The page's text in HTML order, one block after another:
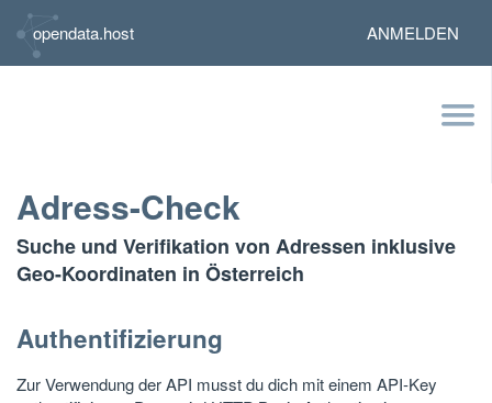
opendata.host ANMELDEN
Adress-Check
Suche und Verifikation von Adressen inklusive
Geo-Koordinaten in Österreich
Authentifizierung
Zur Verwendung der API musst du dich mit einem API-Key